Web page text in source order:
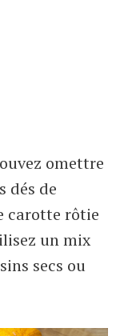
omettre
dés de
carotte rôtie
un mix
secs ou